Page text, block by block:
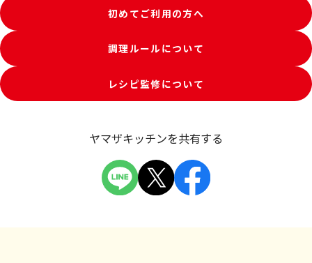
初めてご利用の方へ
調理ルールについて
レシピ監修について
ヤマザキッチンを共有する